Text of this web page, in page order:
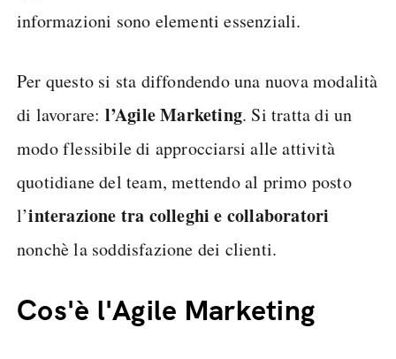
informazioni sono elementi essenziali.
Per questo si sta diffondendo una nuova modalità
di lavorare: l’Agile Marketing. Si tratta di un
modo flessibile di approcciarsi alle attività
quotidiane del team, mettendo al primo posto
l’interazione tra colleghi e collaboratori
nonchè la soddisfazione dei clienti.
Cos'è l'Agile Marketing